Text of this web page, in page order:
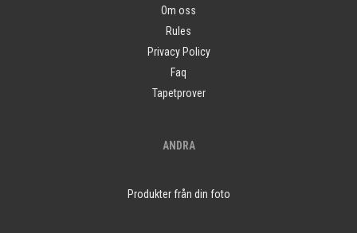
Om oss
Rules
Privacy Policy
Faq
Tapetprover
ANDRA
Produkter från din foto